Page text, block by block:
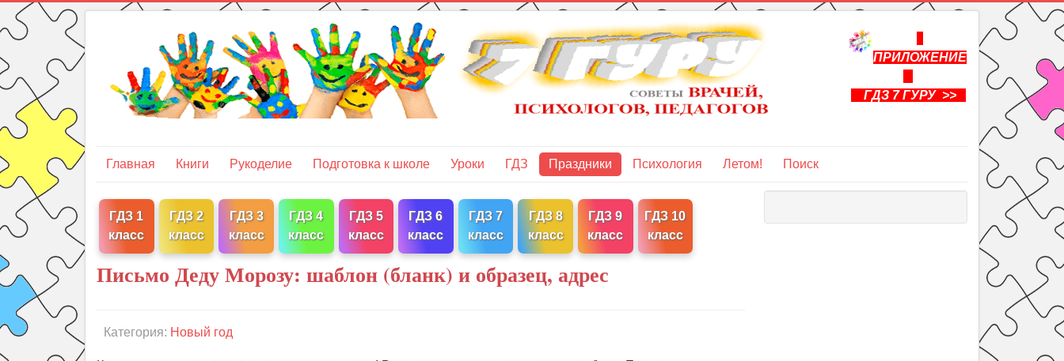
ПРИЛОЖЕНИЕ
ГДЗ 7 ГУРУ >>
Главная Книги Рукоделие Подготовка к школе Уроки ГДЗ Праздники Психология Летом! Поиск
ГДЗ 1
класс
ГДЗ 2
класс
ГДЗ 3
класс
ГДЗ 4
класс
ГДЗ 5
класс
ГДЗ 6
класс
ГДЗ 7
класс
ГДЗ 8
класс
ГДЗ 9
класс
ГДЗ 10
класс
Письмо Деду Морозу: шаблон (бланк) и образец, адрес
Категория: Новый год